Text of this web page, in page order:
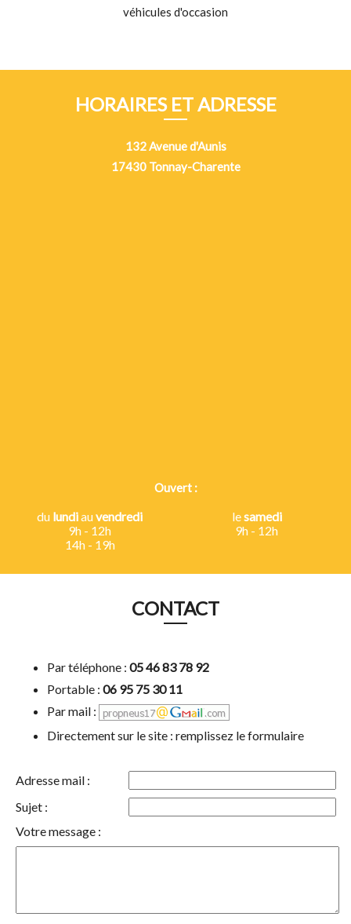
véhicules d'occasion
HORAIRES ET ADRESSE
132 Avenue d'Aunis
17430 Tonnay-Charente
Ouvert :
du lundiauvendredi
9h - 12h
14h - 19h
lesamedi
9h - 12h
CONTACT
Par téléphone : 05 46 83 78 92
Portable : 06 95 75 30 11
Par mail :
Directement sur le site : remplissez le formulaire
Adresse mail :
Sujet :
Votre message :